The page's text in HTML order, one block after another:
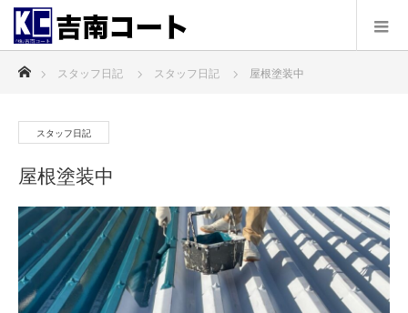
スタッフ日記 スタッフ日記 屋根塗装中
スタッフ日記
屋根塗装中